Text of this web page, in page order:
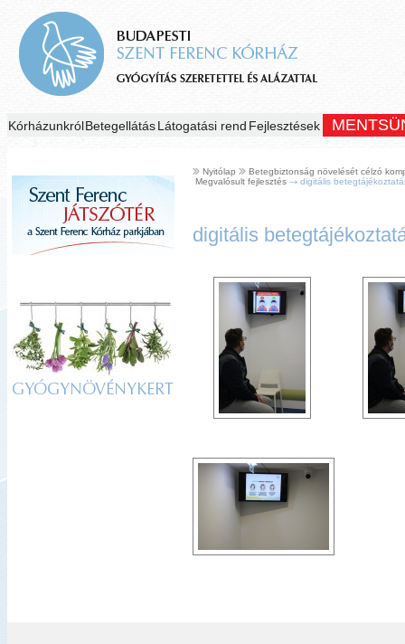
KórházunkrólBetegellátásLátogatási rend Fejlesztések
GYÓGYNÖVÉNYKERT
Nyitólap
Betegbiztonság növelését célzó
Megvalósult fejlesztés
digitális
digitális